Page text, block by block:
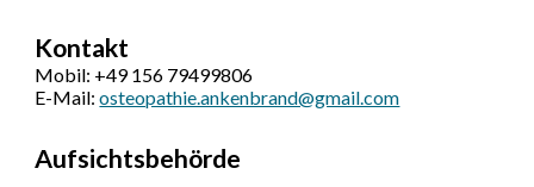
Kontakt
Mobil: +49156 79499806
E-Mail:osteopathie.ankenbrand@gmail.com
Aufsichtsbehörde